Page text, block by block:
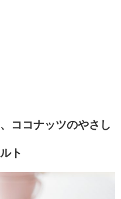
ココナッツのやさし
ト